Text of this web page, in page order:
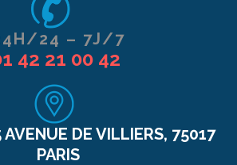
24 – 7J/7
42 21 00 42
AVENUE DE VILLIERS, 75017
PARIS